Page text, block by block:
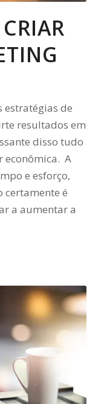
estratégias de
resultados em
disso tudo
econômica. A
e esforço,
certamente é
a aumentar a